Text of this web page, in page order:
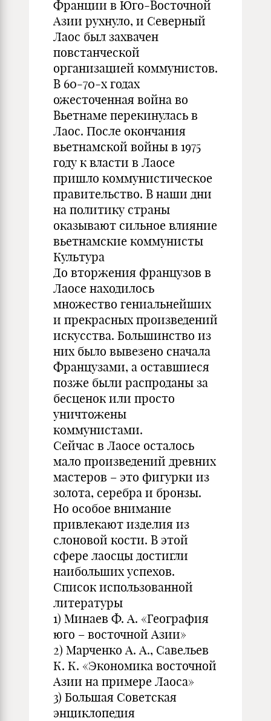
Франции в Юго-Восточной
Азии рухнуло, и Северный
Лаос был захвачен
повстанческой
организацией коммунистов.
В 60-70-х годах
ожесточенная война во
Вьетнаме перекинулась в
Лаос. После окончания
вьетнамской войны в 1975
году к власти в Лаосе
пришло коммунистическое
правительство. В наши дни
на политику страны
оказывают сильное влияние
вьетнамские коммунисты
Культура
До вторжения французов в
Лаосе находилось
множество гениальнейших
и прекрасных произведений
искусства. Большинство из
них было вывезено сначала
Французами, а оставшиеся
позже были распроданы за
бесценок или просто
уничтожены
коммунистами.
Сейчас в Лаосе осталось
мало произведений древних
мастеров – это фигурки из
золота, серебра и бронзы.
Но особое внимание
привлекают изделия из
слоновой кости. В этой
сфере лаосцы достигли
наибольших успехов.
Список использованной
литературы
1) Минаев Ф. А. «География
юго – восточной Азии»
2) Марченко А. А., Савельев
К. К. «Экономика восточной
Азии на примере Лаоса»
3) Большая Советская
энциклопедия